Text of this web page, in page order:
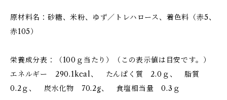
原材料名：砂糖、米粉、ゆず／トレハロース、着色料（赤5、
赤105）
栄養成分表：（100ｇ当たり）（この表示値は目安です。）
エネルギー 290.1kcal、 たんぱく質 2.0ｇ、 脂質
0.2ｇ、 炭水化物 70.2g、 食塩相当量 0.3ｇ